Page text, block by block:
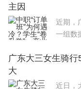
主因
近期，
一组数
2020学
广东大三女生骑
大
近日，